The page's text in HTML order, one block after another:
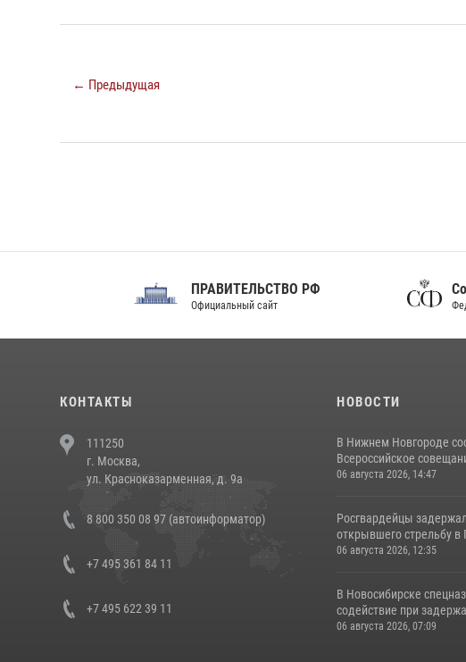
← Предыдущая
ПРАВИТЕЛЬСТВО РФ
Официальный сайт
Совет
Федерального
КОНТАКТЫ
111250
г. Москва,
ул. Красноказарменная, д. 9а
8 800 350 08 97 (автоинформатор)
+7 495 361 84 11
+7 495 622 39 11
НОВОСТИ
В Нижнем Новгороде
Всероссийское
06 августа 2026, 14:47
Росгвардейцы
открывшего стрельбу
06 августа 2026, 12:35
В Новосибирске
содействие при
06 августа 2026, 07:09